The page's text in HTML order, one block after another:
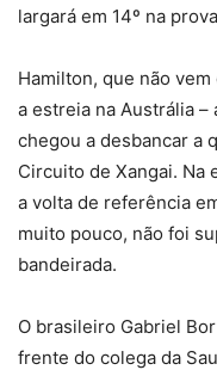
largará em 14º na
Hamilton, que não
a estreia na Austrália
chegou a desbancar a
Circuito de Xangai. Na
a volta de referência
muito pouco, não foi
bandeirada.
O brasileiro Gabriel
frente do colega da